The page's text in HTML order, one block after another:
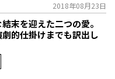
2018年08月23日
末を迎えた二つの愛。
的仕掛けまでも訳出し